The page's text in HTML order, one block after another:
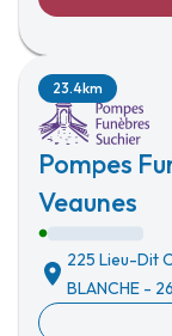
Pompes
Veaunes
23.4km
225 Lieu-Dit
BLANCHE -